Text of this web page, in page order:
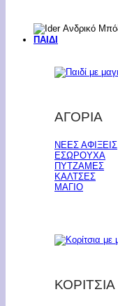
ΠΑΙΔΙ
ΑΓΟΡΙΑ
ΝΕΕΣ ΑΦΙΞΕΙΣ
ΕΣΩΡΟΥΧΑ
ΠΥΤΖΑΜΕΣ
ΚΑΛΤΣΕΣ
ΜΑΓΙΟ
ΚΟΡΙΤΣΙΑ